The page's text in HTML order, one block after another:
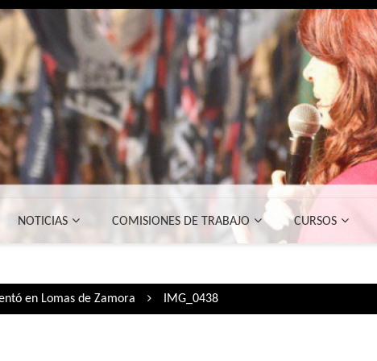
NOTICIAS COMISIONES DE TRABAJO CURSOS
en Lomas de Zamora IMG_0438